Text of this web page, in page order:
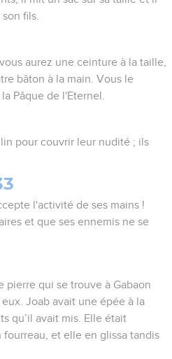
fils.
aurez une ceinture à la taille,
bâton à la main. Vous le
Pâque de l'Eternel.
pour couvrir leur nudité ; ils
l'activité de ses mains !
et que ses ennemis ne se
pierre qui se trouve à Gabaon
Joab avait une épée à la
qu’il avait mis. Elle était
fourreau, et elle en glissa tandis